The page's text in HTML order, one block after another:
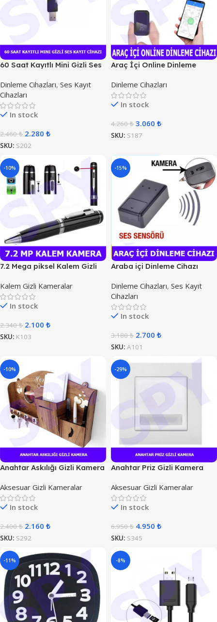
60 Saat Kayıtlı Mini Gizli Ses
Dinleme Cihazları, Ses Kayıt
Cihazları
In stock
2.460₺ 2.280 ₺
SKU: S202
Araç İçi Online Dinleme
Dinleme Cihazları
In stock
4.260₺ 3.060 ₺
SKU: S187
-10%
7.2 Mega piksel Kalem Gizli
Kalem Gizli Kameralar
In stock
2.340₺ 2.100 ₺
SKU: K103
-15%
Araba içi Dinleme Cihazı
Dinleme Cihazları, Ses Kayıt
Cihazları
In stock
3.180₺ 2.700 ₺
SKU: A101
-10%
Anahtar Askılığı Gizli Kamera
Aksesuar Gizli Kameralar
In stock
2.400₺ 2.160 ₺
SKU: S292
-29%
Anahtar Priz Gizli Kamera
Aksesuar Gizli Kameralar
In stock
6.950₺ 4.950 ₺
SKU: S345
-11% -8%